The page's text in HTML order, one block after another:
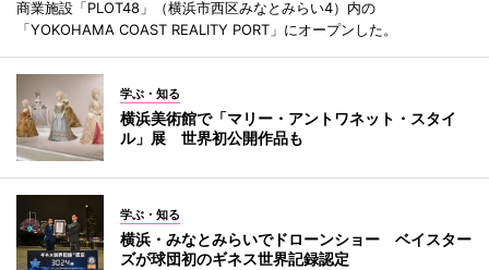
商業施設「PLOT48」（横浜市西区みなとみらい4）内の
「YOKOHAMA COAST REALITY PORT」にオープンした。
学ぶ・知る
横浜美術館で「マリー・アントワネット・スタイ
ル」展 世界初公開作品も
学ぶ・知る
横浜・みなとみらいでドローンショー ベイスター
ズが球団初のギネス世界記録認定